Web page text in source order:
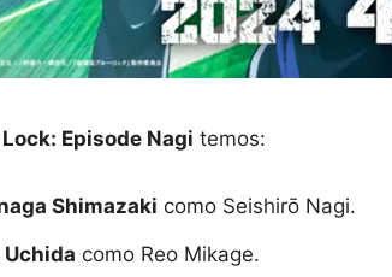
Episode Nagi temos:
Shimazaki como Seishirō Nagi.
Uchida como Reo Mikage.